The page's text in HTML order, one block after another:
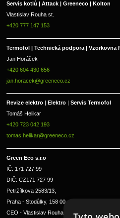
Servis kotlů | Attack | Greeneco | Kolton
Vlastislav Rouha st.
+420 777 147 153
Termofol | Technická podpora | Vzorkovna
Jan Horáček
+420 604 430 656
jan.horacek@greeneco.cz
Revize elektro Elektro
Servis Termofol
Tomáš Helikar
+420 723 042 193
tomas.helikar@greeneco.cz
Green Eco s.r.o
IČ: 171 727 99
DIČ: CZ171 727 99
Petržílkova 2583/13,
Praha - Stodůlky, 158 00
CEO - Vlastislav Rouha ml.